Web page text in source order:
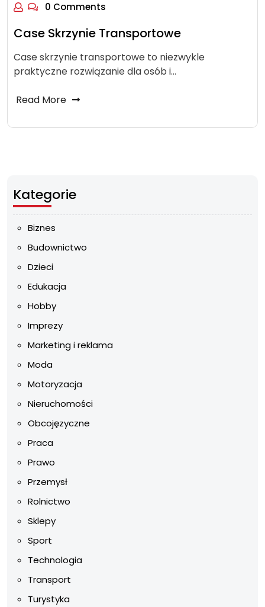
0 Comments
Case Skrzynie Transportowe
Case skrzynie transportowe to niezwykle
praktyczne rozwiązanie dla osób i…
Read More
Kategorie
Biznes
Budownictwo
Dzieci
Edukacja
Hobby
Imprezy
Marketing i reklama
Moda
Motoryzacja
Nieruchomości
Obcojęzyczne
Praca
Prawo
Przemysł
Rolnictwo
Sklepy
Sport
Technologia
Transport
Turystyka